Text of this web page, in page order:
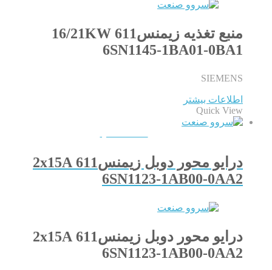
منبع تغذیه زیمنس611 16/21KW
6SN1145-1BA01-0BA1
SIEMENS
اطلاعات بیشتر
Quick View
درایو محور دوبل زیمنس611 2x15A
6SN1123-1AB00-0AA2
درایو محور دوبل زیمنس611 2x15A
6SN1123-1AB00-0AA2